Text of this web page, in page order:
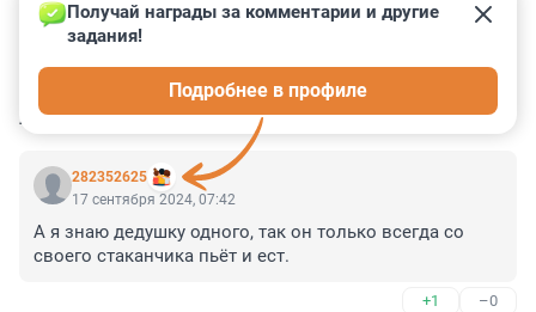
КОММЕНТАРИИ 4
282352625
Получай награды за комментарии и другие
задания!
Подробнее в профиле
17 сентября 2024, 07:42
А я знаю дедушку одного, так он только всегда со
своего стаканчика пьёт и ест.
+1 –0